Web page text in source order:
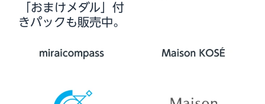
「おまけメダル」付
きパックも販売中。